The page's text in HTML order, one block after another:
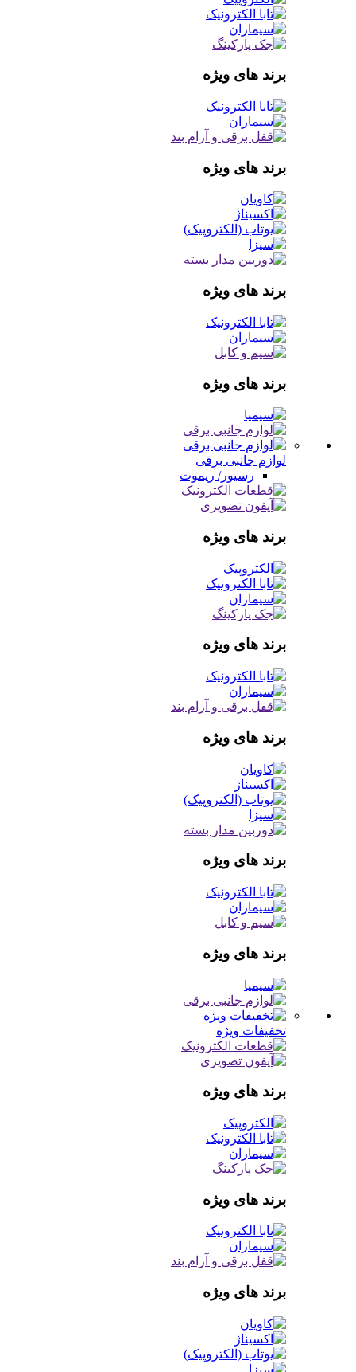
برند های ویژه
برند های ویژه
برند های ویژه
برند های ویژه
لوازم جانبی برقی
رسیور/ ریموت
برند های ویژه
برند های ویژه
برند های ویژه
برند های ویژه
برند های ویژه
تخفیفات ویژه
برند های ویژه
برند های ویژه
برند های ویژه